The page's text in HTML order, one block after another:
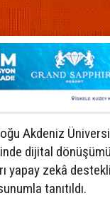
Akdeniz
dijital dönüşümü
yapay zekâ
tanıtıldı.